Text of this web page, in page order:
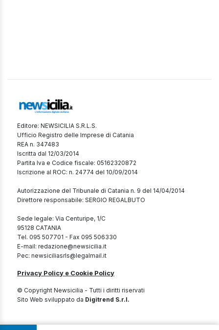
Editore: NEWSICILIA S.R.L.S.
Ufficio Registro delle Imprese di Catania
REA n. 347483
Iscritta dal 12/03/2014
Partita Iva e Codice fiscale: 05162320872
Iscrizione al ROC: n. 24774 del 10/09/2014
Autorizzazione del Tribunale di Catania n. 9 del 14/04/2014
Direttore responsabile: SERGIO REGALBUTO
Sede legale: Via Centuripe, 1/C
95128 CATANIA
Tel. 095 507701 - Fax 095 506330
E-mail: redazione@newsicilia.it
Pec: newsiciliasrls@legalmail.it
Privacy Policy e Cookie Policy
© Copyright Newsicilia - Tutti i diritti riservati
Sito Web sviluppato da Digitrend S.r.l.